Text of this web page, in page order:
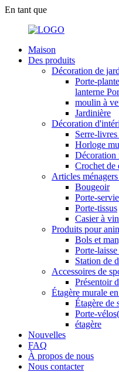
En tant que
Maison
Des produits
Décoration de
Porte-
lanterne
moulin à
Jardinière
Décoration
Serre-
Horloge
Décoration
Crochet de
Articles
Bougeoir
Porte-
Porte-tissus
Casier à vin
Produits pour
Bols et
Porte-
Station de
Accessoires de
Présentoir
Étagère murale
Étagère de
Porte-
étagère
Nouvelles
FAQ
À propos de nous
Nous contacter